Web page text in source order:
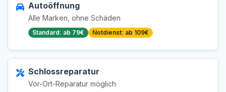
Autoöffnung
Alle Marken, ohne Schäden
Standard: ab 79€ Notdienst: ab 109€
Schlossreparatur
Vor-Ort-Reparatur möglich